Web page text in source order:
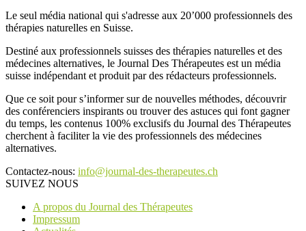
Le seul média national qui s'adresse aux 20’000 professionnels des
thérapies naturelles en Suisse.
Destiné aux professionnels suisses des thérapies naturelles et des
médecines alternatives, le Journal Des Thérapeutes est un média
suisse indépendant et produit par des rédacteurs professionnels.
Que ce soit pour s’informer sur de nouvelles méthodes, découvrir
des conférenciers inspirants ou trouver des astuces qui font gagner
du temps, les contenus 100% exclusifs du Journal des Thérapeutes
cherchent à faciliter la vie des professionnels des médecines
alternatives.
Contactez-nous: info@journal-des-therapeutes.ch
SUIVEZ NOUS
A propos du Journal des Thérapeutes
Impressum